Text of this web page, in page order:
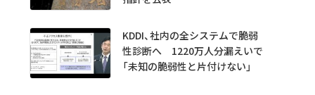
KDDI、社内の全システムで脆弱
性診断へ 1220万人分漏えいで
「未知の脆弱性と片付けない」